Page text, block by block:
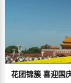
花团锦簇 喜迎国